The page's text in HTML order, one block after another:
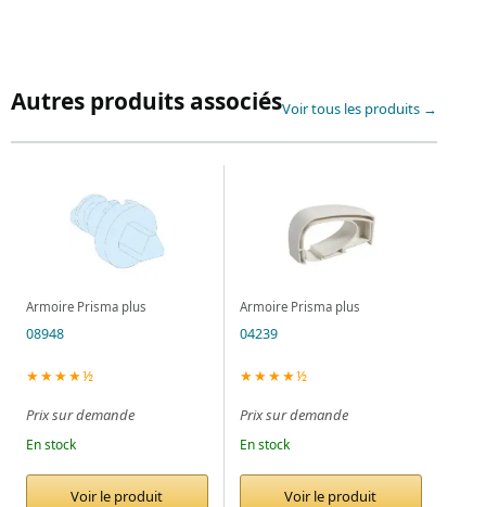
Autres produits associésVoir tous les produits →
Armoire Prisma plus
08948
★★★★½
Prix sur demande
En stock
Voir le produit
Armoire Prisma plus
04239
★★★★½
Prix sur demande
En stock
Voir le produit